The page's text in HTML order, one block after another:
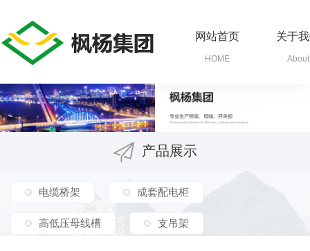
网站首页
HOME
关于
About
产品展示
电缆桥架 成套配电柜
高低压母线槽 支吊架